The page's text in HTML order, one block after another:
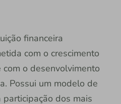
financeira
com o crescimento
o desenvolvimento
Possui um modelo de
dos mais